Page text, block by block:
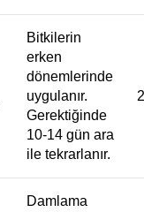
Bitkilerin
erken
dönemlerinde
uygulanır.
Gerektiğinde
10-14 gün ara
ile tekrarlanır.
Damlama